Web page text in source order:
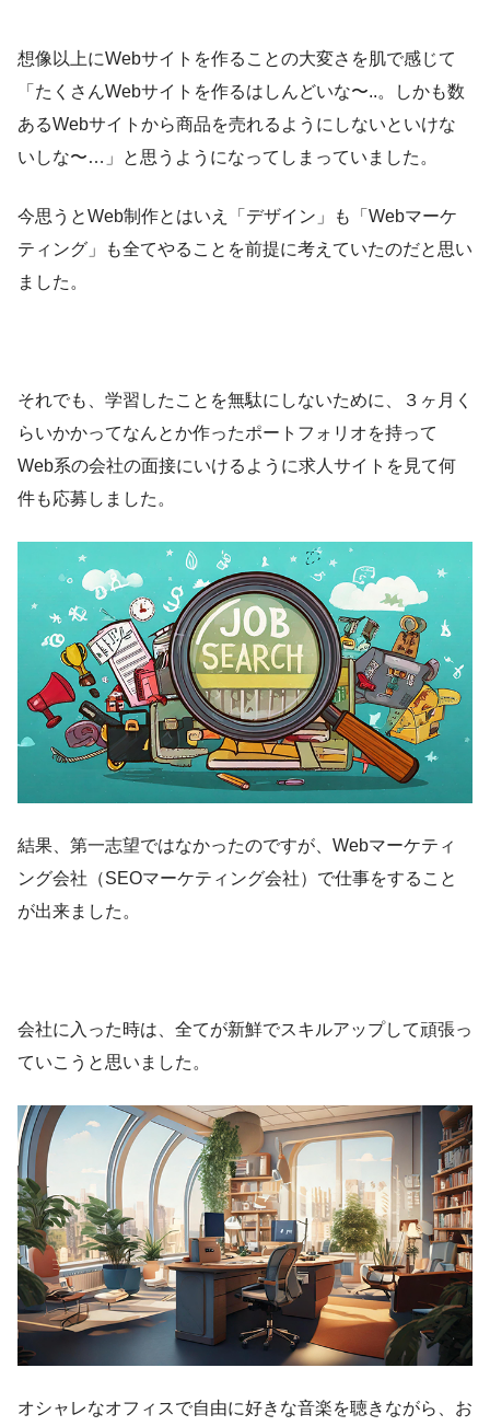
想像以上にWebサイトを作ることの大変さを肌で感じて
「たくさんWebサイトを作るはしんどいな〜..。しかも数
あるWebサイトから商品を売れるようにしないといけな
いしな〜…」と思うようになってしまっていました。
今思うとWeb制作とはいえ「デザイン」も「Webマーケ
ティング」も全てやることを前提に考えていたのだと思い
ました。
それでも、学習したことを無駄にしないために、３ヶ月く
らいかかってなんとか作ったポートフォリオを持って
Web系の会社の面接にいけるように求人サイトを見て何
件も応募しました。
結果、第一志望ではなかったのですが、Webマーケティ
ング会社（SEOマーケティング会社）で仕事をすること
が出来ました。
会社に入った時は、全てが新鮮でスキルアップして頑張っ
ていこうと思いました。
オシャレなオフィスで自由に好きな音楽を聴きながら、お